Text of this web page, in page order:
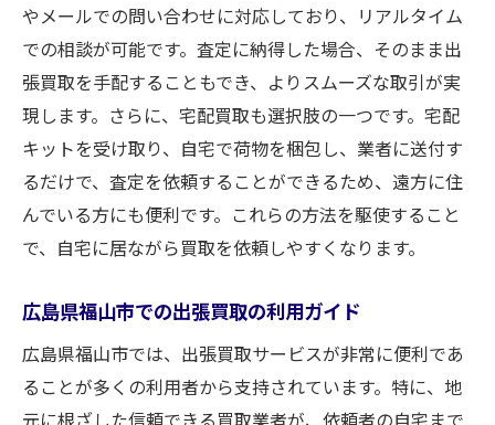
やメールでの問い合わせに対応しており、リアルタイム
での相談が可能です。査定に納得した場合、そのまま出
張買取を手配することもでき、よりスムーズな取引が実
現します。さらに、宅配買取も選択肢の一つです。宅配
キットを受け取り、自宅で荷物を梱包し、業者に送付す
るだけで、査定を依頼することができるため、遠方に住
んでいる方にも便利です。これらの方法を駆使すること
で、自宅に居ながら買取を依頼しやすくなります。
広島県福山市での出張買取の利用ガイド
広島県福山市では、出張買取サービスが非常に便利であ
ることが多くの利用者から支持されています。特に、地
元に根ざした信頼できる買取業者が、依頼者の自宅まで